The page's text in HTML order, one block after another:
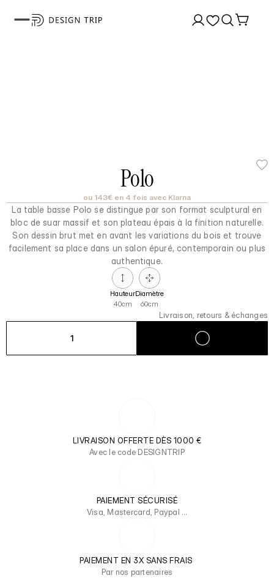
Polo
ou 143€ en 4 fois avec Klarna
La table basse Polo se distingue par son format sculptural en
bloc de suar massif et son plateau épais à la finition naturelle.
Son dessin brut met en avant les variations du bois et trouve
facilement sa place dans un salon épuré, contemporain ou plus
authentique.
Hauteur
40cm
Diamètre
60cm
Livraison, retours & échanges
1
LIVRAISON OFFERTE DÈS 1000 €
Avec le code DESIGNTRIP
PAIEMENT SÉCURISÉ
Visa, Mastercard, Paypal …
PAIEMENT EN 3X SANS FRAIS
Par nos partenaires